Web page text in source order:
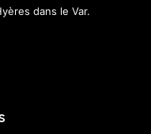
dans le Var.